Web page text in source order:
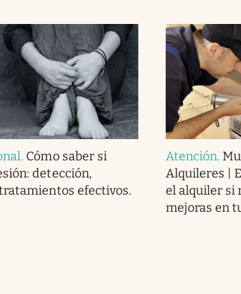
. Cómo saber si
detección,
efectivos.
Atención.
Alquileres |
el alquiler si
mejoras en